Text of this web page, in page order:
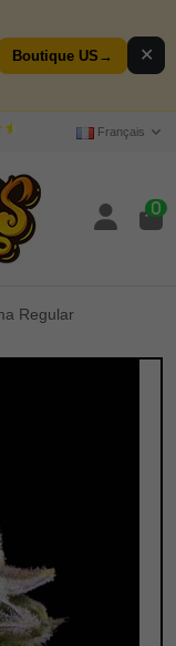
Boutique US → ✕
Français
0
Regular